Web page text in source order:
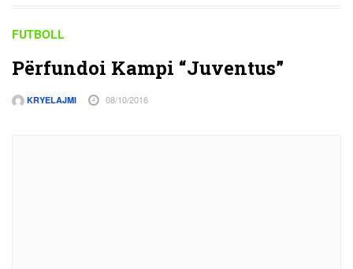
FUTBOLL
Përfundoi Kampi “Juventus”
KRYELAJMI 08/10/2016